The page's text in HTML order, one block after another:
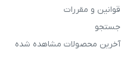
قوانین و مقررات
جستجو
آخرین محصولات مشاهده شده